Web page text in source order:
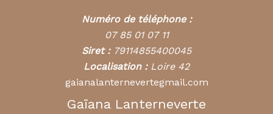
Numéro de téléphone :
07 85 01 07 11
Siret : 79114855400045
Localisation :Loire 42
gaianalanternevertegmail.com
Gaïana Lanterneverte